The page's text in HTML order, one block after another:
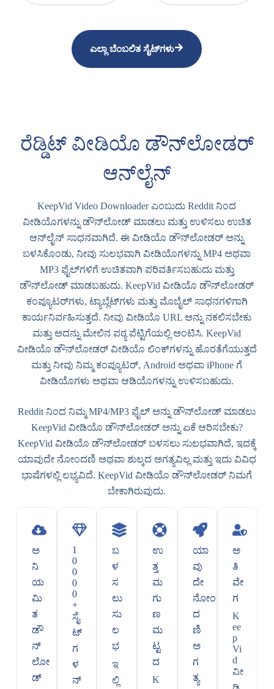
ಎಲ್ಲಾ ಬೆಂಬಲಿತ ಸೈಟ್‌ಗಳು
ರೆಡ್ಡಿಟ್ ವೀಡಿಯೊ ಡೌನ್‌ಲೋಡರ್
ಆನ್‌ಲೈನ್
KeepVid Video Downloader ಎಂಬುದು Reddit ನಿಂದ
ವೀಡಿಯೊಗಳನ್ನು ಡೌನ್‌ಲೋಡ್ ಮಾಡಲು ಮತ್ತು ಉಳಿಸಲು ಉಚಿತ
ಆನ್‌ಲೈನ್ ಸಾಧನವಾಗಿದೆ. ಈ ವೀಡಿಯೊ ಡೌನ್‌ಲೋಡರ್ ಅನ್ನು
ಬಳಸಿಕೊಂಡು, ನೀವು ಸುಲಭವಾಗಿ ವೀಡಿಯೊಗಳನ್ನು MP4 ಅಥವಾ
MP3 ಫೈಲ್‌ಗಳಿಗೆ ಉಚಿತವಾಗಿ ಪರಿವರ್ತಿಸಬಹುದು ಮತ್ತು
ಡೌನ್‌ಲೋಡ್ ಮಾಡಬಹುದು. KeepVid ವೀಡಿಯೊ ಡೌನ್‌ಲೋಡರ್
ಕಂಪ್ಯೂಟರ್‌ಗಳು, ಟ್ಯಾಬ್ಲೆಟ್‌ಗಳು ಮತ್ತು ಮೊಬೈಲ್ ಸಾಧನಗಳಿಗಾಗಿ
ಕಾರ್ಯನಿರ್ವಹಿಸುತ್ತದೆ. ನೀವು ವೀಡಿಯೊ URL ಅನ್ನು ನಕಲಿಸಬೇಕು
ಮತ್ತು ಅದನ್ನು ಮೇಲಿನ ಪಠ್ಯ ಪೆಟ್ಟಿಗೆಯಲ್ಲಿ ಅಂಟಿಸಿ. KeepVid
ವೀಡಿಯೊ ಡೌನ್‌ಲೋಡರ್ ವೀಡಿಯೊ ಲಿಂಕ್‌ಗಳನ್ನು ಹೊರತೆಗೆಯುತ್ತದೆ
ಮತ್ತು ನೀವು ನಿಮ್ಮ ಕಂಪ್ಯೂಟರ್, Android ಅಥವಾ iPhone ಗೆ
ವೀಡಿಯೊಗಳು ಅಥವಾ ಆಡಿಯೊಗಳನ್ನು ಉಳಿಸಬಹುದು.
Reddit ನಿಂದ ನಿಮ್ಮ MP4/MP3 ಫೈಲ್ ಅನ್ನು ಡೌನ್‌ಲೋಡ್ ಮಾಡಲು
KeepVid ವೀಡಿಯೊ ಡೌನ್‌ಲೋಡರ್ ಅನ್ನು ಏಕೆ ಆರಿಸಬೇಕು?
KeepVid ವೀಡಿಯೊ ಡೌನ್‌ಲೋಡರ್ ಬಳಸಲು ಸುಲಭವಾಗಿದೆ, ಇದಕ್ಕೆ
ಯಾವುದೇ ನೋಂದಣಿ ಅಥವಾ ಶುಲ್ಕದ ಅಗತ್ಯವಿಲ್ಲ ಮತ್ತು ಇದು ವಿವಿಧ
ಭಾಷೆಗಳಲ್ಲಿ ಲಭ್ಯವಿದೆ. KeepVid ವೀಡಿಯೊ ಡೌನ್‌ಲೋಡರ್ ನಿಮಗೆ
ಬೇಕಾಗಿರುವುದು.
ಅ
ನಿ
ಯ
ಮಿ
ತ
ಡೌ
ನ್‌
ಲೋ
ಡ್
1
0
0
0
0
+
ಸೈ
ಟ್‌
ಗ
ಳ
ನ್
ಬ
ಳ
ಸ
ಲು
ಸು
ಲ
ಭ
ಇ
ಲ್ಲಿ
ಉ
ತ್ತ
ಮ
ಗು
ಣ
ಮ
ಟ್ಟ
ದ
K
ಯಾ
ವು
ದೇ
ನೋಂ
ದ
ಣಿ
ಅ
ಗ
ತ್ಯ
ಅ
ತಿ
ವೇ
ಗ
K
ee
p
Vi
d
ವೀ